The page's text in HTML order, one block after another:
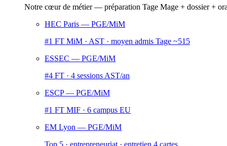
Notre cœur de métier — préparation Tage Mage + dossier +
HEC Paris — PGE/MiM
#1 FT MiM · AST · moyen admis Tage ~515
ESSEC — PGE/MiM
#4 FT · 4 sessions AST/an
ESCP— PGE/MiM
#1 FT MIF · 6 campus EU
EM Lyon — PGE/MiM
Top 5 · entrepreneuriat · entretien 4 cartes